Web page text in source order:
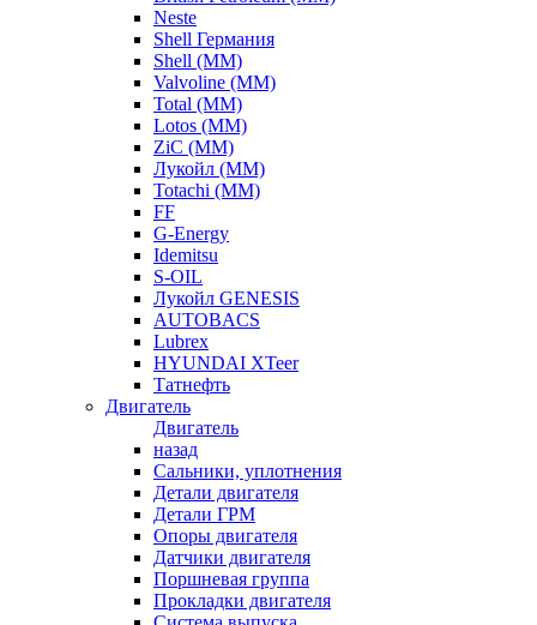
Neste
Shell Германия
Shell (ММ)
Valvoline (ММ)
Total (ММ)
Lotos (ММ)
ZiC (ММ)
Лукойл (ММ)
Totachi (MM)
FF
G-Energy
Idemitsu
S-OIL
Лукойл GENESIS
AUTOBACS
Lubrex
HYUNDAI XTeer
Татнефть
Двигатель
Двигатель
назад
Сальники, уплотнения
Детали двигателя
Детали ГРМ
Опоры двигателя
Датчики двигателя
Поршневая группа
Прокладки двигателя